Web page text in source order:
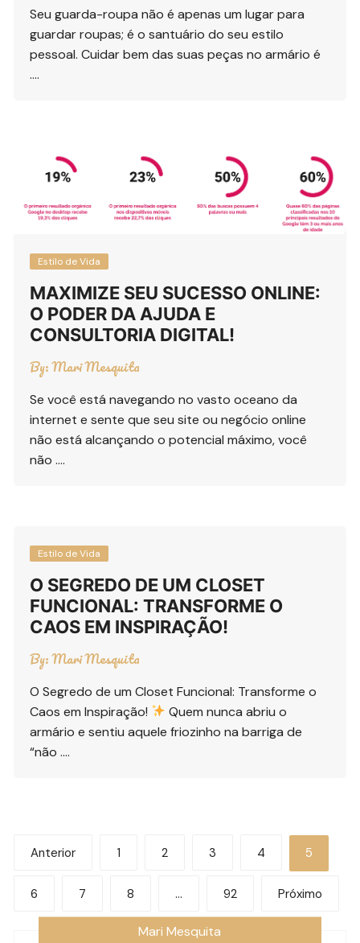
Seu guarda-roupa não é apenas um lugar para
guardar roupas; é o santuário do seu estilo
pessoal. Cuidar bem das suas peças no armário é
….
Estilo de Vida
MAXIMIZE SEU SUCESSO ONLINE:
O PODER DA AJUDA E
CONSULTORIA DIGITAL!
By:Mari Mesquita
Se você está navegando no vasto oceano da
internet e sente que seu site ou negócio online
não está alcançando o potencial máximo, você
não ….
Estilo de Vida
O SEGREDO DE UM CLOSET
FUNCIONAL: TRANSFORME O
CAOS EM INSPIRAÇÃO!
By:Mari Mesquita
O Segredo de um Closet Funcional: Transforme o
Caos em Inspiração!
Quem nunca abriu o
armário e sentiu aquele friozinho na barriga de
“não ….
Paginação
de
posts
Anterior 1 2 3 4 5
6 7 8 … 92 Próximo
Mari Mesquita